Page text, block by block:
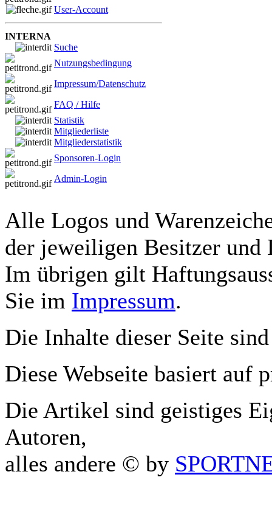
User-Account
INTERNA
Suche
Nutzungsbedingung
Impressum/Datenschutz
FAQ / Hilfe
Statistik
Mitgliederliste
Mitgliederstatistik
Sponsoren-Login
Admin-Login
Alle Logos und
der jeweiligen Besitzer und
Im übrigen gilt
Sie im Impressum.
Die Inhalte dieser Seite
Diese Webseite basiert auf
Die Artikel sind geistiges
Autoren,
alles andere © by